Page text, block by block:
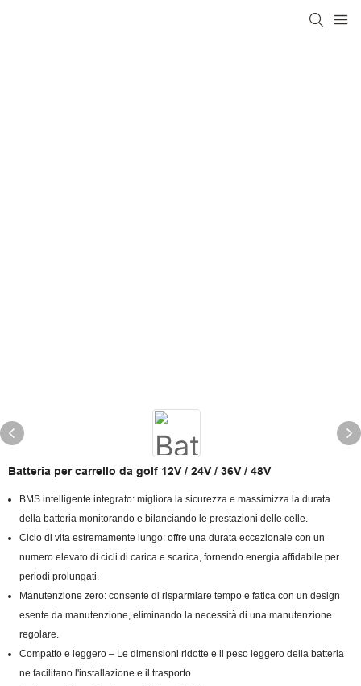
Batteria per carrello da golf 12V / 24V / 36V / 48V
BMS intelligente integrato: migliora la sicurezza e massimizza la durata
della batteria monitorando e bilanciando le prestazioni delle celle.
Ciclo di vita estremamente lungo: offre una durata eccezionale con un
numero elevato di cicli di carica e scarica, fornendo energia affidabile per
periodi prolungati.
Manutenzione zero: consente di risparmiare tempo e fatica con un design
esente da manutenzione, eliminando la necessità di una manutenzione
regolare.
Compatto e leggero – Le dimensioni ridotte e il peso leggero della batteria
ne facilitano l'installazione e il trasporto